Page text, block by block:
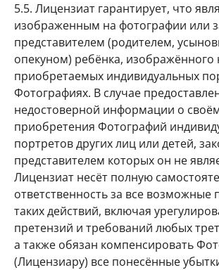
5.5. Лицензиат гарантирует, что
изображенным на фотографии или
представителем (родителем,
опекуном) ребёнка, изображённого
приобретаемых индивидуальных
Фотографиях. В случае
недостоверной информации о
приобретения Фотографий
портретов других лиц или детей,
представителем которых он не
Лицензиат несёт полную
ответственность за все возможные
таких действий, включая
претензий и требований любых
а также обязан компенсировать
(Лицензиару) все понесённые